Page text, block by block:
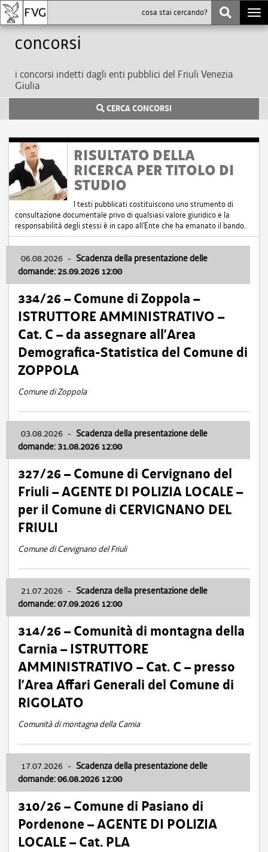
Concorsi
i concorsi indetti dagli enti pubblici del Friuli Venezia
Giulia
CERCA CONCORSI
RISULTATO DELLA
RICERCA PER TITOLO DI
STUDIO
I testi pubblicati costituiscono uno strumento di
consultazione documentale privo di qualsiasi valore giuridico e la
responsabilità degli stessi è in capo all'Ente che ha emanato il bando.
06.08.2026 - Scadenza della presentazione delle
domande: 25.09.2026 12:00
334/26 – Comune di Zoppola –
ISTRUTTORE AMMINISTRATIVO –
Cat. C – da assegnare all’Area
Demografica-Statistica del Comune di
ZOPPOLA
Comune di Zoppola
03.08.2026 - Scadenza della presentazione delle
domande: 31.08.2026 12:00
327/26 – Comune di Cervignano del
Friuli – AGENTE DI POLIZIA LOCALE –
per il Comune di CERVIGNANO DEL
FRIULI
Comune di Cervignano del Friuli
21.07.2026 - Scadenza della presentazione delle
domande: 07.09.2026 12:00
314/26 – Comunità di montagna della
Carnia – ISTRUTTORE
AMMINISTRATIVO – Cat. C – presso
l’Area Affari Generali del Comune di
RIGOLATO
Comunità di montagna della Carnia
17.07.2026 - Scadenza della presentazione delle
domande: 06.08.2026 12:00
310/26 – Comune di Pasiano di
Pordenone – AGENTE DI POLIZIA
LOCALE – Cat. PLA